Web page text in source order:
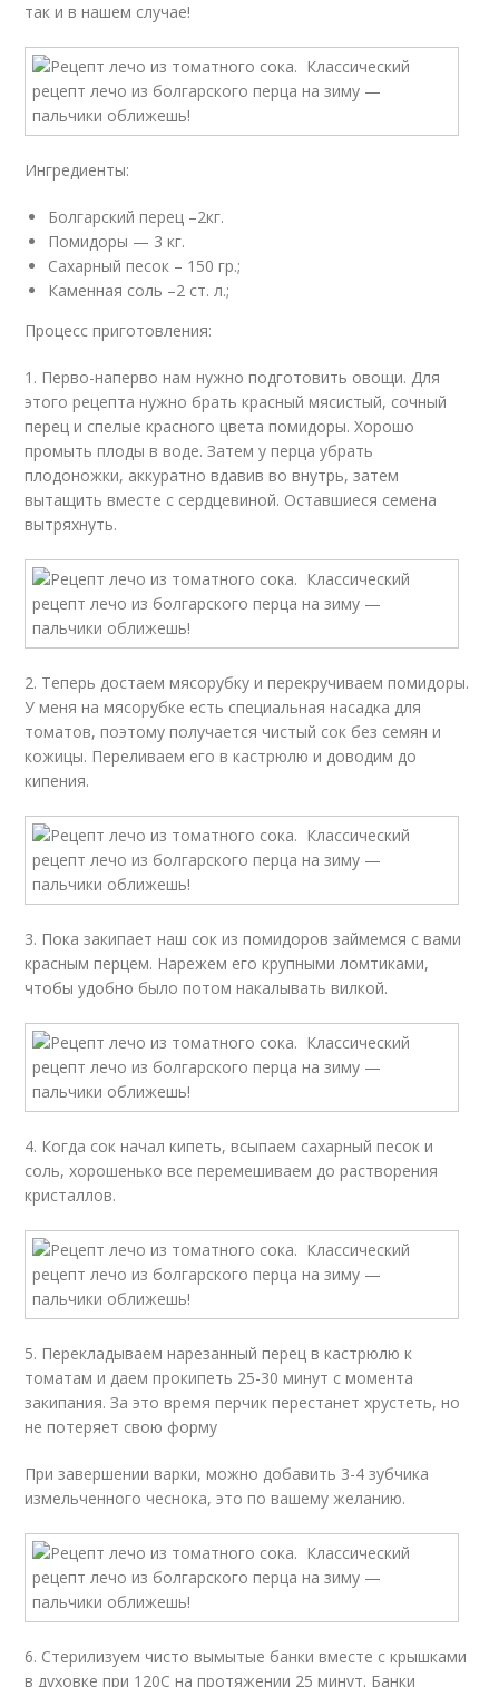
так и в нашем случае!
Ингредиенты:
Болгарский перец –2кг.
Помидоры — 3 кг.
Сахарный песок – 150 гр.;
Каменная соль –2 ст. л.;
Процесс приготовления:
1. Перво-наперво нам нужно подготовить овощи. Для
этого рецепта нужно брать красный мясистый, сочный
перец и спелые красного цвета помидоры. Хорошо
промыть плоды в воде. Затем у перца убрать
плодоножки, аккуратно вдавив во внутрь, затем
вытащить вместе с сердцевиной. Оставшиеся семена
вытряхнуть.
2. Теперь достаем мясорубку и перекручиваем помидоры.
У меня на мясорубке есть специальная насадка для
томатов, поэтому получается чистый сок без семян и
кожицы. Переливаем его в кастрюлю и доводим до
кипения.
3. Пока закипает наш сок из помидоров займемся с вами
красным перцем. Нарежем его крупными ломтиками,
чтобы удобно было потом накалывать вилкой.
4. Когда сок начал кипеть, всыпаем сахарный песок и
соль, хорошенько все перемешиваем до растворения
кристаллов.
5. Перекладываем нарезанный перец в кастрюлю к
томатам и даем прокипеть 25-30 минут с момента
закипания. За это время перчик перестанет хрустеть, но
не потеряет свою форму
При завершении варки, можно добавить 3-4 зубчика
измельченного чеснока, это по вашему желанию.
6. Стерилизуем чисто вымытые банки вместе с крышками
в духовке при 120С на протяжении 25 минут. Банки